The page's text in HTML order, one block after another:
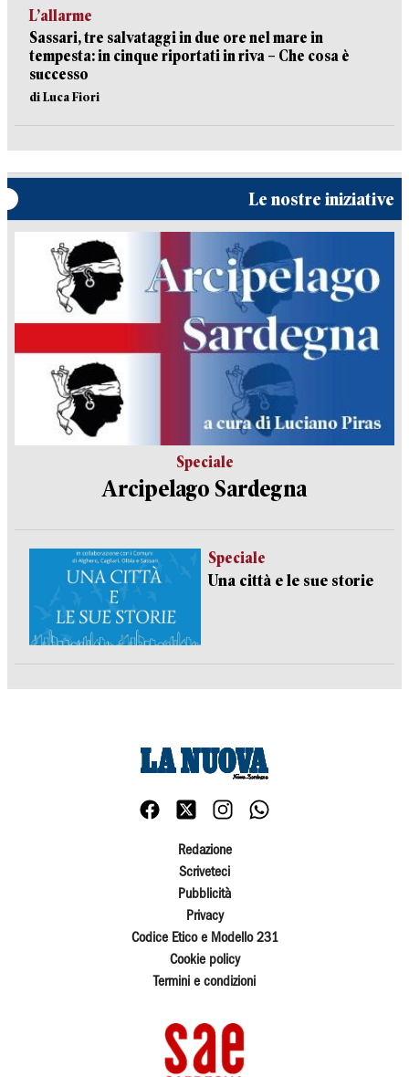
L’allarme
Sassari, tre salvataggi in due ore nel mare in
tempesta: in cinque riportati in riva – Che cosa è
successo
di Luca Fiori
Le nostre iniziative
Speciale
Arcipelago Sardegna
Speciale
Una città e le sue storie
Redazione
Scriveteci
Pubblicità
Privacy
Codice Etico e Modello 231
Cookie policy
Termini e condizioni